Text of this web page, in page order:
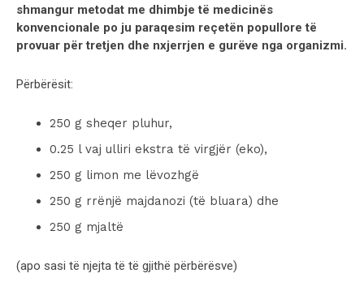
shmangur metodat me dhimbje të medicinës
konvencionale po ju paraqesim reçetën popullore të
provuar për tretjen dhe nxjerrjen e gurëve nga organizmi.
Përbërësit:
250 g sheqer pluhur,
0.25 l vaj ulliri ekstra të virgjër (eko),
250 g limon me lëvozhgë
250 g rrënjë majdanozi (të bluara) dhe
250 g mjaltë
(apo sasi të njejta të të gjithë përbërësve)